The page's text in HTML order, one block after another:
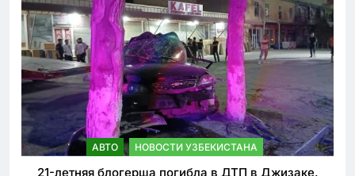
АВТО НОВОСТИ УЗБЕКИСТАНА
21-летняя блогерша погибла в ДТП в Джизаке.